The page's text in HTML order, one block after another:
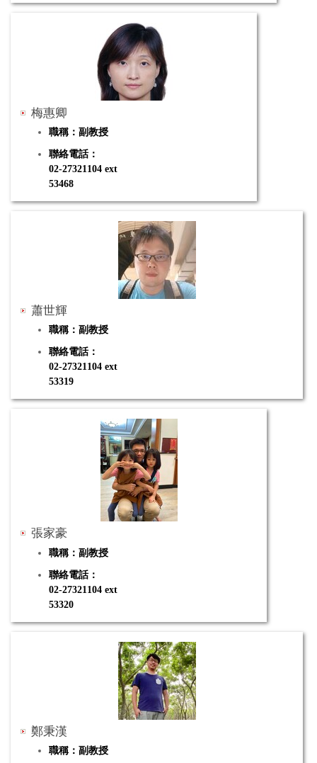
電子郵件：hongwen@tea.ntue.edu.tw
研究專長：固體物理實驗、普通天文學、超導元件
梅惠卿
職稱：副教授
聯絡電話：
02-27321104 ext
53468
電子郵件：hcmei@tea.ntue.edu.tw
研究專長：分子生物學、生物化學、生物技術
蕭世輝
職稱：副教授
聯絡電話：
02-27321104 ext
53319
電子郵件：shhsiao@tea.ntue.edu.tw
研究專長：國小自然科教材、水域環境評估、浮游動物
分類學、生物多樣性
張家豪
職稱：副教授
聯絡電話：
02-27321104 ext
53320
電子郵件：chiahao0928@mail.ntue.edu.tw
研究專長：演化生物學、親緣基因體學、魚類學
鄭秉漢
職稱：副教授